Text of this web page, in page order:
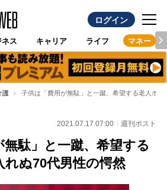
ログイン
ネス キャリア ライフ マネー
護 子供は「費用が無駄」と一蹴、希望する老人ホ
2021.07.17 07:00 週刊ポスト
駄」と一蹴、希望する
れぬ70代男性の愕然